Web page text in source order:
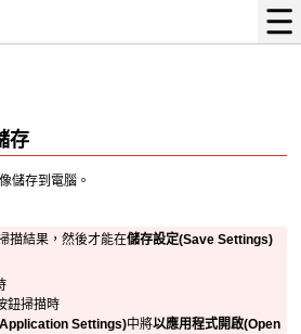
存
儲存到電腦。
描結果，然後才能在儲存設定(Save Settings)
鈕掃描時
Settings)中將以應用程式開啟(Open